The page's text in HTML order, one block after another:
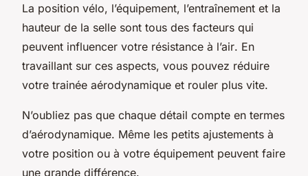
La position vélo, l’équipement, l’entraînement et la
hauteur de la selle sont tous des facteurs qui
peuvent influencer votre résistance à l’air. En
travaillant sur ces aspects, vous pouvez réduire
votre trainée aérodynamique et rouler plus vite.
N’oubliez pas que chaque détail compte en termes
d’aérodynamique. Même les petits ajustements à
votre position ou à votre équipement peuvent faire
une grande différence.